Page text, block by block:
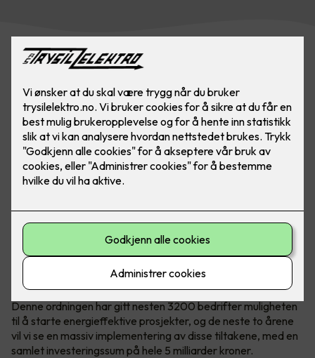
I løpet av de siste årene har energiforbruk og bærekraft blitt
stadig viktigere temaer både nasjonalt og internasjonalt.
Som et svar på disse utfordringene har den norske
regjeringen innført energitilskuddsordningen.
Denne ordningen har gitt nesten 3200 bedrifter muligheten
til å starte energieffektive prosjekter, og de neste to årene
vil vi se en massiv implementering av disse tiltakene, med en
samlet investeringssum på hele 5 milliarder kroner.